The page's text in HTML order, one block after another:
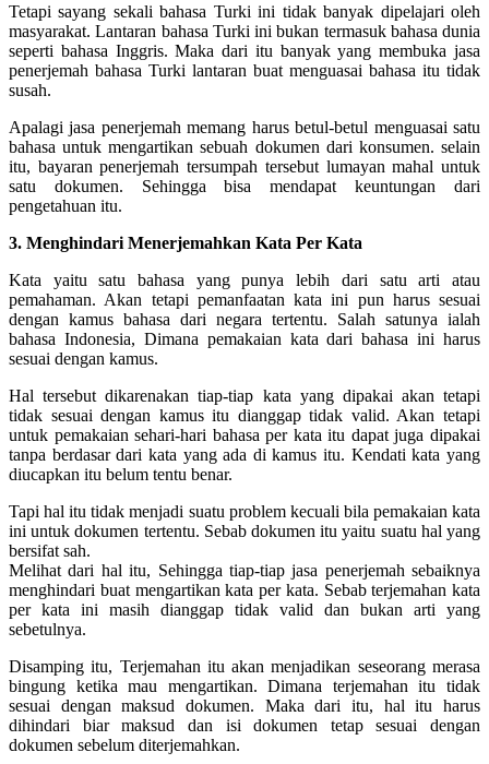
Tetapi sayang sekali bahasa Turki ini tidak banyak dipelajari oleh
masyarakat. Lantaran bahasa Turki ini bukan termasuk bahasa dunia
seperti bahasa Inggris. Maka dari itu banyak yang membuka jasa
penerjemah bahasa Turki lantaran buat menguasai bahasa itu tidak
susah.
Apalagi jasa penerjemah memang harus betul-betul menguasai satu
bahasa untuk mengartikan sebuah dokumen dari konsumen. selain
itu, bayaran penerjemah tersumpah tersebut lumayan mahal untuk
satu dokumen. Sehingga bisa mendapat keuntungan dari
pengetahuan itu.
3. Menghindari Menerjemahkan Kata Per Kata
Kata yaitu satu bahasa yang punya lebih dari satu arti atau
pemahaman. Akan tetapi pemanfaatan kata ini pun harus sesuai
dengan kamus bahasa dari negara tertentu. Salah satunya ialah
bahasa Indonesia, Dimana pemakaian kata dari bahasa ini harus
sesuai dengan kamus.
Hal tersebut dikarenakan tiap-tiap kata yang dipakai akan tetapi
tidak sesuai dengan kamus itu dianggap tidak valid. Akan tetapi
untuk pemakaian sehari-hari bahasa per kata itu dapat juga dipakai
tanpa berdasar dari kata yang ada di kamus itu. Kendati kata yang
diucapkan itu belum tentu benar.
Tapi hal itu tidak menjadi suatu problem kecuali bila pemakaian kata
ini untuk dokumen tertentu. Sebab dokumen itu yaitu suatu hal yang
bersifat sah.
Melihat dari hal itu, Sehingga tiap-tiap jasa penerjemah sebaiknya
menghindari buat mengartikan kata per kata. Sebab terjemahan kata
per kata ini masih dianggap tidak valid dan bukan arti yang
sebetulnya.
Disamping itu, Terjemahan itu akan menjadikan seseorang merasa
bingung ketika mau mengartikan. Dimana terjemahan itu tidak
sesuai dengan maksud dokumen. Maka dari itu, hal itu harus
dihindari biar maksud dan isi dokumen tetap sesuai dengan
dokumen sebelum diterjemahkan.